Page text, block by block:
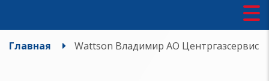
Главная Wattson Владимир АО Центргазсервис